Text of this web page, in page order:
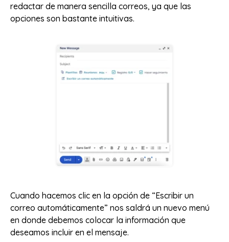
redactar de manera sencilla correos, ya que las
opciones son bastante intuitivas.
Cuando hacemos clic en la opción de “Escribir un
correo automáticamente” nos saldrá un nuevo menú
en donde debemos colocar la información que
deseamos incluir en el mensaje.